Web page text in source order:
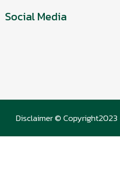
Social Media
Disclaimer ©